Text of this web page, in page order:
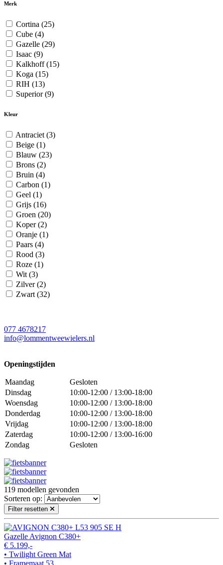
Merk
Cortina (25)
Cube (4)
Gazelle (29)
Isaac (9)
Kalkhoff(15)
Koga (15)
RIH (13)
Superior(9)
Kleur
Antraciet (3)
Beige (1)
Blauw (23)
Brons (2)
Bruin (4)
Carbon (1)
Geel (1)
Grijs (16)
Groen (20)
Koper(2)
Oranje (1)
Paars (4)
Rood (3)
Roze (1)
Wit (3)
Zilver(2)
Zwart (32)
077 4678217
info@lommentweewielers.nl
Openingstijden
Maandag
Gesloten
Dinsdag
10:00-12:00 / 13:00-18:00
Woensdag
10:00-12:00 / 13:00-18:00
Donderdag
10:00-12:00 / 13:00-18:00
Vrijdag
10:00-12:00 / 13:00-18:00
Zaterdag
10:00-12:00 / 13:00-16:00
Zondag
Gesloten
119 modellen gevonden
Sorteren op:
Filter resetten
Gazelle Avignon C380+
€ 5.199,-
• Twilight Green Mat